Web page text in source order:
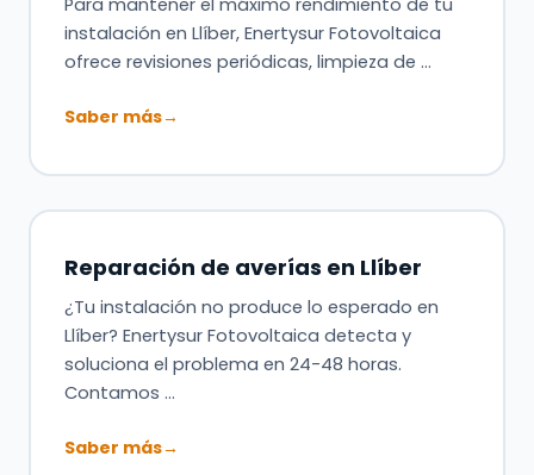
instalación en Llíber, Enertysur Fotovoltaica
ofrece revisiones periódicas, limpieza de …
Saber más→
Reparación de averías en Llíber
¿Tu instalación no produce lo esperado en
Llíber? Enertysur Fotovoltaica detecta y
soluciona el problema en 24-48 horas.
Contamos …
Saber más→